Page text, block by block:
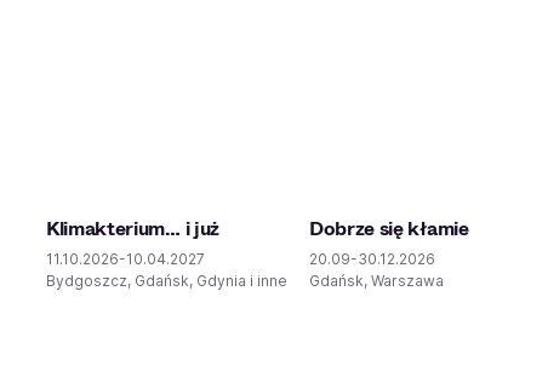
Klimakterium… i już
11.10.2026-10.04.2027
Bydgoszcz, Gdańsk, Gdynia i inne
Dobrze się kłamie
20.09-30.12.2026
Gdańsk, Warszawa